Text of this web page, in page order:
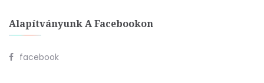
Alapítványunk A Facebookon
facebook